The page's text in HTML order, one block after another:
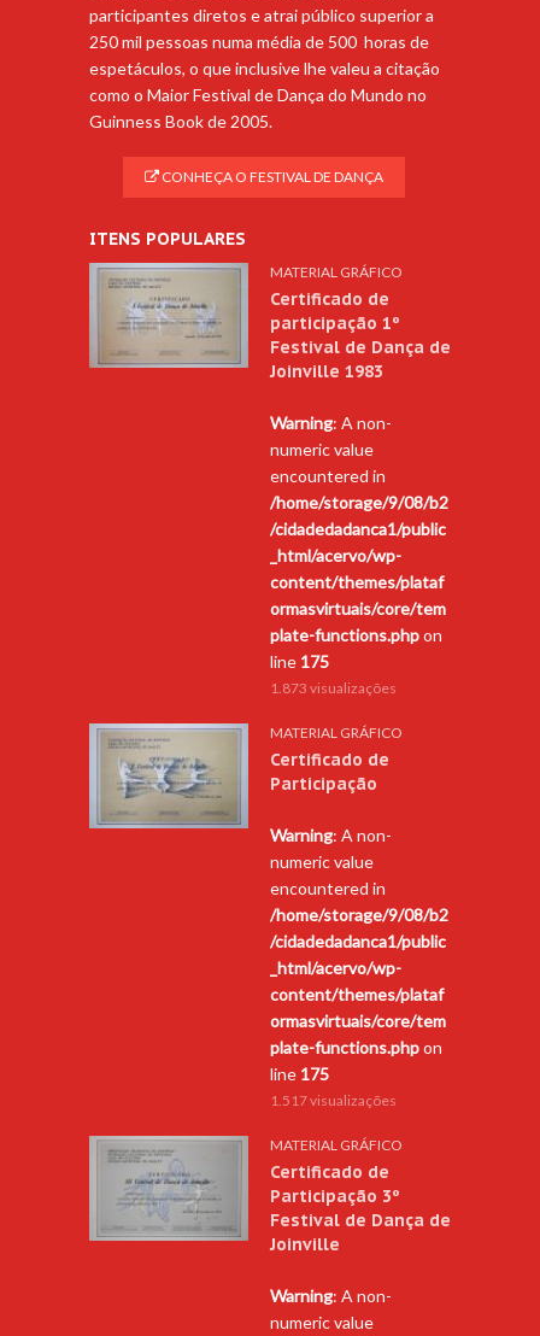
participantes diretos e atrai público superior a
250 mil pessoas numa média de 500 horas de
espetáculos, o que inclusive lhe valeu a citação
como o Maior Festival de Dança do Mundo no
Guinness Book de 2005.
CONHEÇA O FESTIVAL DE DANÇA
ITENS POPULARES
MATERIAL GRÁFICO
Certificado de
participação 1º
Festival de Dança de
Joinville 1983
Warning: A non-
numeric value
encountered in
/home/storage/9/08/b2
/cidadedadanca1/public
_html/acervo/wp-
content/themes/plataf
ormasvirtuais/core/tem
plate-functions.phpon
line 175
1.873 visualizações
MATERIAL GRÁFICO
Certificado de
Participação
Warning: A non-
numeric value
encountered in
/home/storage/9/08/b2
/cidadedadanca1/public
_html/acervo/wp-
content/themes/plataf
ormasvirtuais/core/tem
plate-functions.phpon
line 175
1.517 visualizações
MATERIAL GRÁFICO
Certificado de
Participação 3º
Festival de Dança de
Joinville
Warning: A non-
numeric value